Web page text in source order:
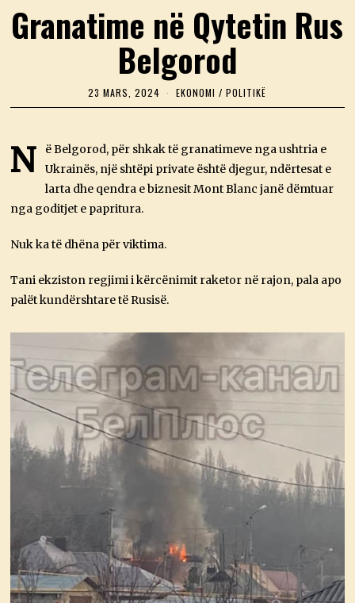
Granatime në Qytetin Rus
Belgorod
23 MARS, 2024
3
R
S
,
0
EKONOMI / POLITIKË
N
ë Belgorod, për shkak të granatimeve nga ushtria e
Ukrainës, një shtëpi private është djegur, ndërtesat e
larta dhe qendra e biznesit Mont Blanc janë dëmtuar
nga goditjet e papritura.
Nuk ka të dhëna për viktima.
Tani ekziston regjimi i kërcënimit raketor në rajon, pala apo
palët kundërshtare të Rusisë.